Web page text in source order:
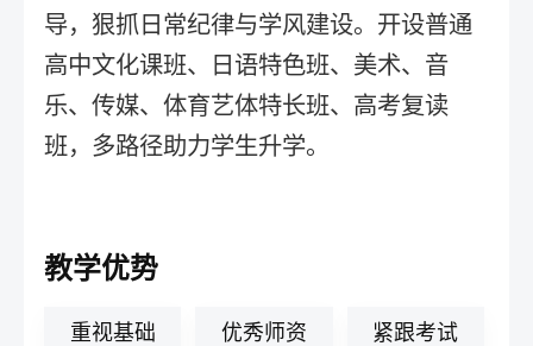
导，狠抓日常纪律与学风建设。开设普通
高中文化课班、日语特色班、美术、音
乐、传媒、体育艺体特长班、高考复读
班，多路径助力学生升学。
教学优势
重视基础 优秀师资 紧跟考试